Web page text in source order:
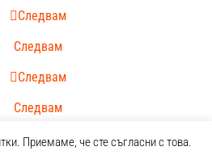
Следвам
Следвам
Следвам
Следвам
Приемаме, че сте съгласни с това.